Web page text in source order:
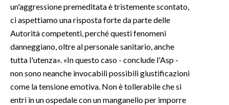
un'aggressione premeditata è tristemente scontato,
ci aspettiamo una risposta forte da parte delle
Autorità competenti, perché questi fenomeni
danneggiano, oltre al personale sanitario, anche
tutta l'utenza». «In questo caso - conclude l'Asp -
non sono neanche invocabili possibili giustificazioni
come la tensione emotiva. Non è tollerabile che si
entri in un ospedale con un manganello per imporre